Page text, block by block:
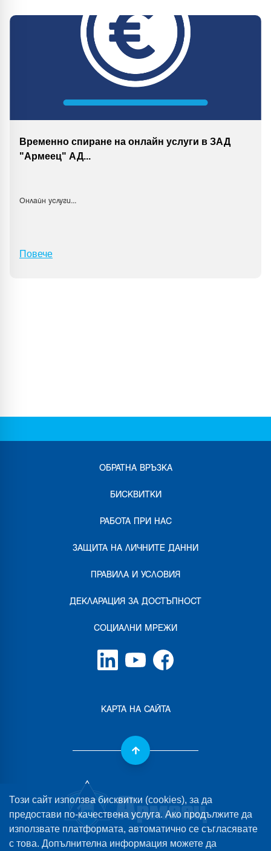
Временно спиране на онлайн услуги в ЗАД
"Армеец" АД...
Онлайн услуги...
Повече
ОБРАТНА ВРЪЗКА
БИСКВИТКИ
РАБОТА ПРИ НАС
ЗАЩИТА НА ЛИЧНИТЕ ДАННИ
ПРАВИЛА И УСЛОВИЯ
ДЕКЛАРАЦИЯ ЗА ДОСТЪПНОСТ
СОЦИАЛНИ МРЕЖИ
КАРТА НА САЙТА
Този сайт използва бисквитки (cookies), за да
предостави по-качествена услуга. Ако продължите да
използвате платформата, автоматично се съгласявате
с това. Допълнителна информация можете да